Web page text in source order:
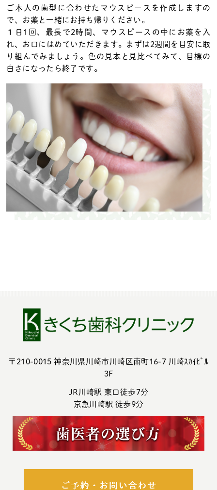
ご本人の歯型に合わせたマウスピースを作成しますの
で、お薬と一緒にお持ち帰りください。
１日1回、最長で2時間、マウスピースの中にお薬を入
れ、お口にはめていただきます。まずは2週間を目安に取
り組んでみましょう。色の見本と見比べてみて、目標の
白さになったら終了です。
〒210-0015 神奈川県川崎市川崎区南町16-7 川崎ｽｶｲﾋﾞﾙ
3F
JR川崎駅 東口徒歩7分
京急川崎駅 徒歩9分